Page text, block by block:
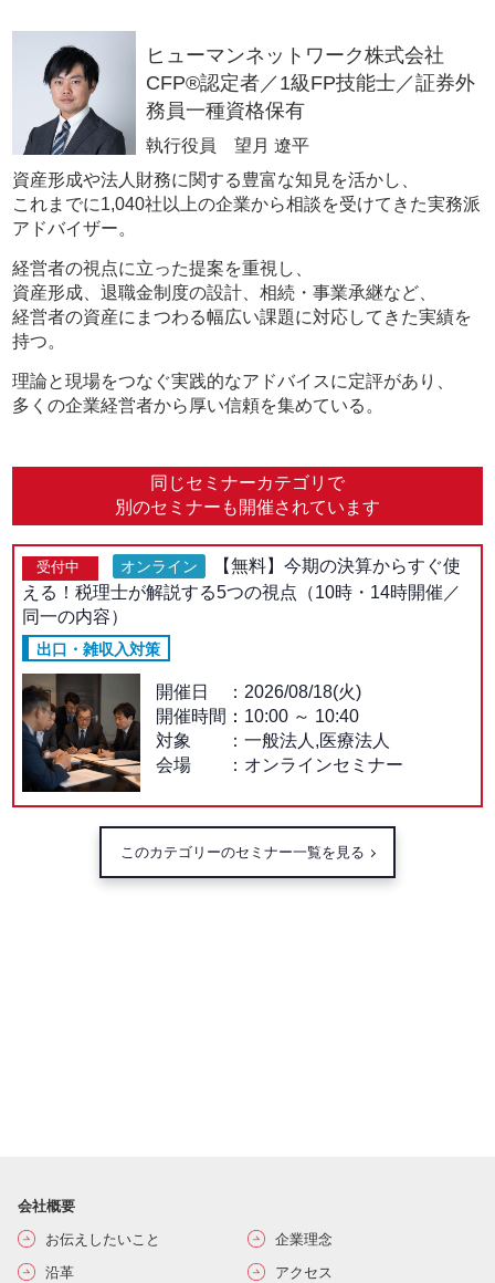
ヒューマンネットワーク株式会社
CFP®認定者／1級FP技能士／証券外
務員一種資格保有
執行役員 望月 遼平
資産形成や法人財務に関する豊富な知見を活かし、
これまでに1,040社以上の企業から相談を受けてきた実務派
アドバイザー。
経営者の視点に立った提案を重視し、
資産形成、退職金制度の設計、相続・事業承継など、
経営者の資産にまつわる幅広い課題に対応してきた実績を
持つ。
理論と現場をつなぐ実践的なアドバイスに定評があり、
多くの企業経営者から厚い信頼を集めている。
同じセミナーカテゴリで
別のセミナーも開催されています
受付中 オンライン
【無料】今期の決算からすぐ使
える！税理士が解説する5つの視点（10時・14時開催／
同一の内容）
出口・雑収入対策
開催日
2026/08/18(火)
開催時間： 10:00～ 10:40
対象
一般法人,医療法人
会場
オンラインセミナー
このカテゴリーのセミナー一覧を見る
会社概要
お伝えしたいこと
企業理念
沿革
アクセス